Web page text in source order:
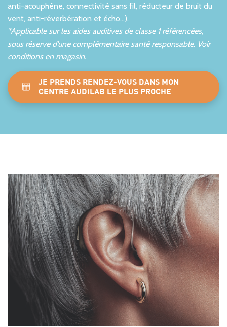
anti-acouphène, connectivité sans fil, réducteur de bruit du
vent, anti-réverbération et écho…).
*Applicable sur les aides auditives de classe 1 référencées,
sous réserve d’une complémentaire santé responsable. Voir
conditions en magasin.
JE PRENDS RENDEZ-VOUS DANS MON
CENTRE AUDILAB LE PLUS PROCHE